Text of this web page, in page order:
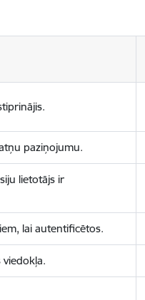
paziņojumu.
lietotājs ir
lai autentificētos.
viedokļa.